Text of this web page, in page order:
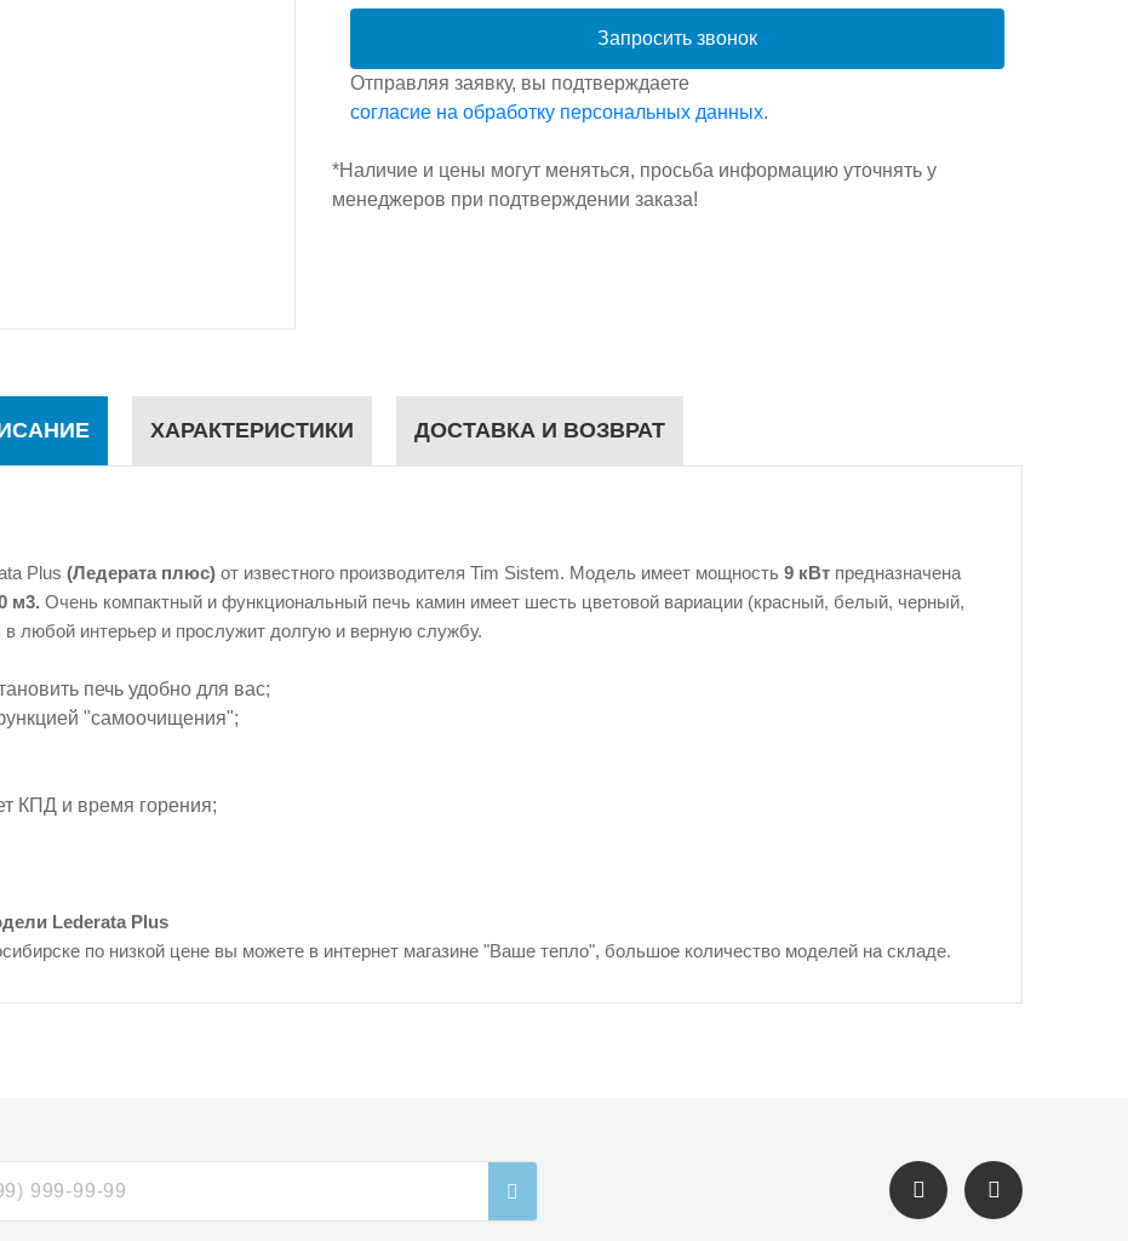
Запросить звонок
Отправляя заявку, вы подтверждаете
согласие на обработку персональных данных.
*Наличие и цены могут меняться, просьба информацию уточнять у
менеджеров при подтверждении заказа!
ХАРАКТЕРИСТИКИ ДОСТАВКА И ВОЗВРАТ
Plus (Ледерата плюс)от известного производителя Tim Sistem. Модель имеет мощность 9 кВтпредназначена
м3. Очень компактный и функциональный печь камин имеет шесть цветовой вариации (красный, белый, черный,
любой интерьер и прослужит долгую и верную службу.
печь удобно для вас;
"самоочищения";
КПД и время горения;
Lederata Plus
по низкой цене вы можете в интернет магазине "Ваше тепло", большое количество моделей на складе.